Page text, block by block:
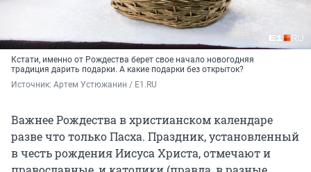
Кстати, именно от Рождества берет свое начало новогодняя
традиция дарить подарки. А какие подарки без открыток?
Источник: Артем Устюжанин / E1.RU
Важнее Рождества в христианском календаре
разве что только Пасха. Праздник, установленный
в честь рождения Иисуса Христа, отмечают и